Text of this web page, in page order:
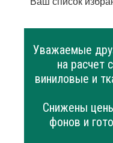
Уважаемые
на расчет
виниловые и
Снижены
фонов и